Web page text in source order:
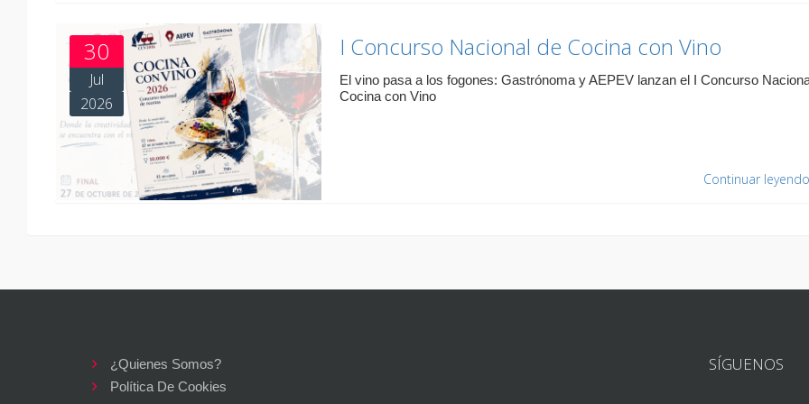
30
Jul
2026
I Concurso Nacional de Cocina con Vino
El vino pasa a los fogones: Gastrónoma y AEPEV lanzan el I Concurso
Cocina con Vino
Continuar leyendo
¿Quienes Somos?
Política De Cookies
SÍGUENOS